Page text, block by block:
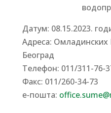
Датум: 08.15.2023.
Адреса: Омладинских
Београд
Tелефон: 011/311-76-
Факс: 011/260-34-73
е-пошта: